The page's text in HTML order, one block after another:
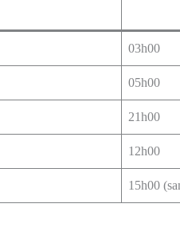
03h00
05h00
21h00
12h00
15h00